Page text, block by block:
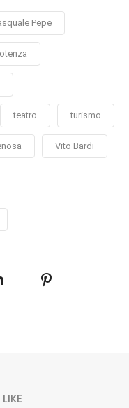
Pepe
teatro turismo
Vito Bardi